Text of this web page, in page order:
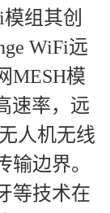
组其创
WiFi远
MESH模
速率，远
人机无线
边界。
等技术在